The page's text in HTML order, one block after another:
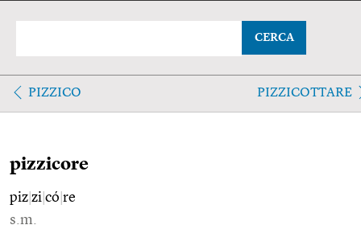
CERCA
PIZZICO PIZZICOTTARE
pizzicore
piz zi có re
s.m.